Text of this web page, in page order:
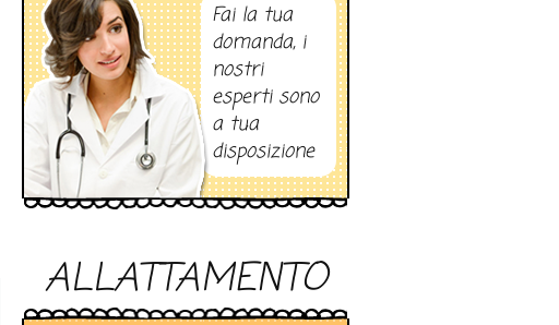
Fai la tua
domanda, i
nostri
esperti sono
a tua
disposizione
ALLATTAMENTO